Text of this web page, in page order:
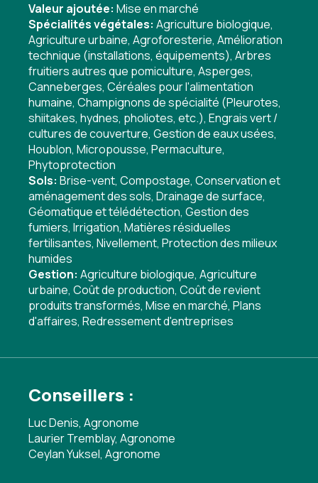
Valeur ajoutée: Mise en marché
Spécialités végétales: Agriculture biologique,
Agriculture urbaine, Agroforesterie, Amélioration
technique (installations, équipements), Arbres
fruitiers autres que pomiculture, Asperges,
Canneberges, Céréales pour l'alimentation
humaine, Champignons de spécialité (Pleurotes,
shiitakes, hydnes, pholiotes, etc.), Engrais vert /
cultures de couverture, Gestion de eaux usées,
Houblon, Micropousse, Permaculture,
Phytoprotection
Sols: Brise-vent, Compostage, Conservation et
aménagement des sols, Drainage de surface,
Géomatique et télédétection, Gestion des
fumiers, Irrigation, Matières résiduelles
fertilisantes, Nivellement, Protection des milieux
humides
Gestion: Agriculture biologique, Agriculture
urbaine, Coût de production, Coût de revient
produits transformés, Mise en marché, Plans
d'affaires, Redressement d'entreprises
Conseillers :
Luc Denis, Agronome
Laurier Tremblay, Agronome
Ceylan Yuksel, Agronome